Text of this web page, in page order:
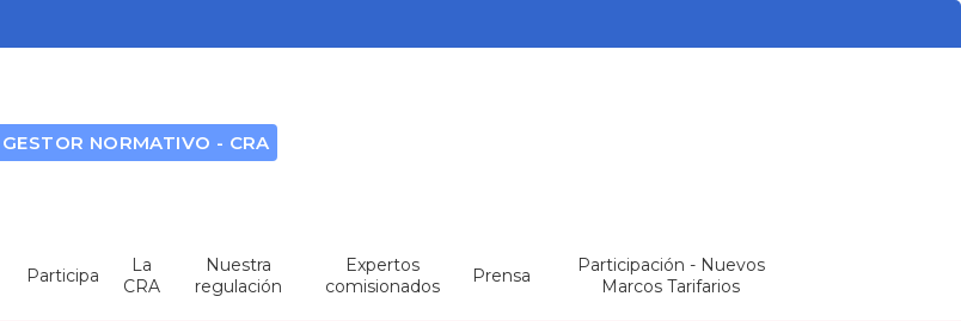
GESTOR NORMATIVO - CRA
Participa
La
CRA
Nuestra
regulación
Expertos
comisionados
Prensa
Participación - Nuevos
Marcos Tarifarios